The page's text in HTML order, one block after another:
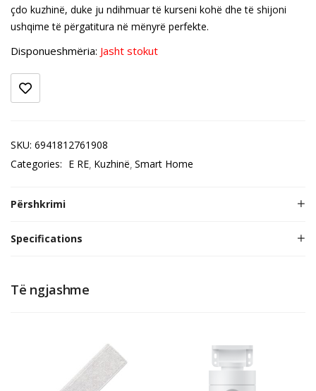
çdo kuzhinë, duke ju ndihmuar të kurseni kohë dhe të shijoni
ushqime të përgatitura në mënyrë perfekte.
Disponueshmëria: Jasht stokut
SKU: 6941812761908
Categories: E RE Kuzhinë Smart Home
Përshkrimi
Specifications
Të ngjashme